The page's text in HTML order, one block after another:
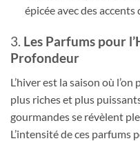
épicée avec des
3. Les Parfums pour
Profondeur
L’hiver est la saison où
plus riches et plus
gourmandes se révèlent
L’intensité de ces